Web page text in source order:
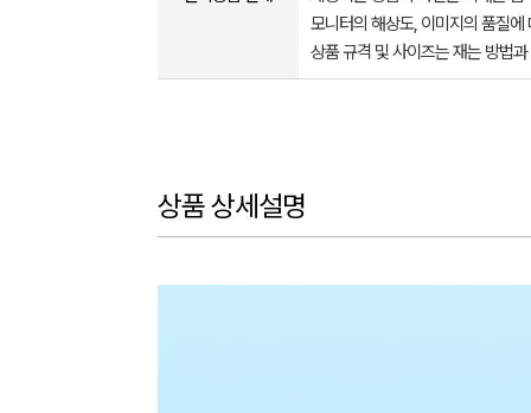
모니터의 해상도, 이미지의 품질
상품 규격 및 사이즈는 재는 방법
상품 상세설명